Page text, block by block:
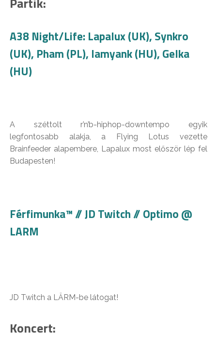
A38 Night/Life: Lapalux (UK), Synkro
(UK), Pham (PL), Iamyank (HU), Gelka
(HU)
A széttolt r’n’b-hiphop-downtempo egyik
legfontosabb alakja, a Flying Lotus vezette
Brainfeeder alapembere, Lapalux most először lép fel
Budapesten!
Férfimunka™ // JD Twitch // Optimo @
LARM
JD Twitch a LÄRM-be látogat!
Koncert: